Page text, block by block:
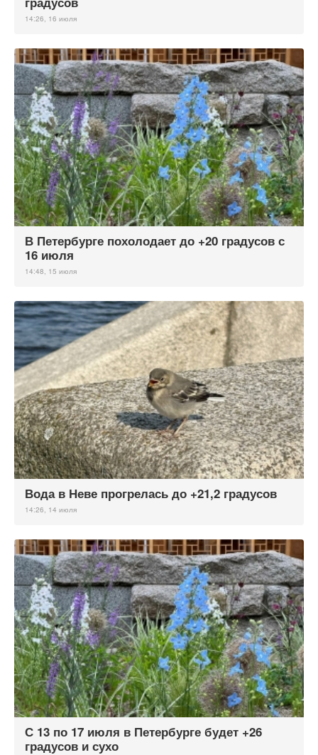
14:26, 16 июля
В Петербурге похолодает до +20 градусов с
16 июля
14:48, 15 июля
Вода в Неве прогрелась до +21,2 градусов
14:26, 14 июля
С 13 по 17 июля в Петербурге будет +26
градусов и сухо